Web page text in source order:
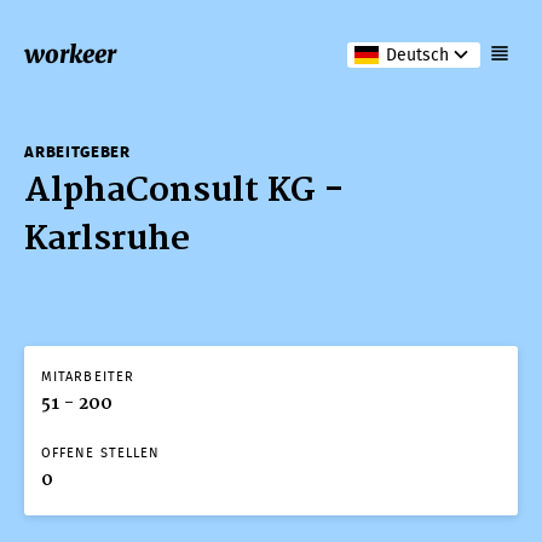
workeer Deutsch
ARBEITGEBER
AlphaConsult KG -
Karlsruhe
MITARBEITER
51 - 200
OFFENE STELLEN
0